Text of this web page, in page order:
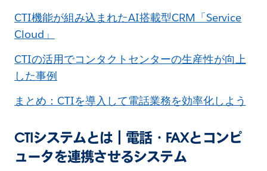
CTI機能が組み込まれたAI搭載型CRM「Service
Cloud」
CTIの活用でコンタクトセンターの生産性が向上
した事例
まとめ：CTIを導入して電話業務を効率化しよう
CTIシステムとは｜電話・FAXとコンピ
ュータを連携させるシステム